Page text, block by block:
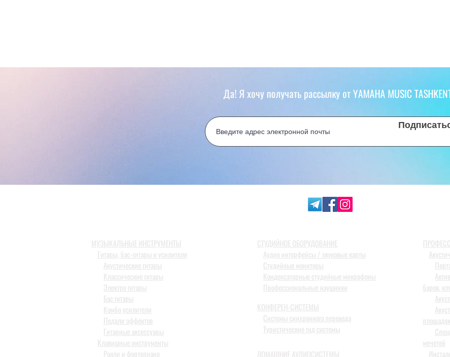
Да! Я хочу получать рассылку от YAMAHA MUSIC
МУЗЫКАЛЬНЫЕ ИНСТРУМЕНТЫ
Гитары, бас-гитары и усилители
Акустические гитары
Классические гитары
Электро гитары
Бас гитары
Комбо усилители
Педали эффектов
Гитарные аксессуары
Клавишные инструменты
Рояли и фортепиано
СТУДИЙНОЕ ОБОРУДОВАНИЕ
Аудио интерфейсы / звуковые карты
Студийные мониторы
Конденсаторные студийные микрофоны
Профессиональные наушники
КОНФЕРЕН-СИСТЕМЫ
Системы синхронного перевода
Туристические гид системы
ДОМАШНИЕ АУДИОСИСТЕМЫ
баров,
площадок
мечетей